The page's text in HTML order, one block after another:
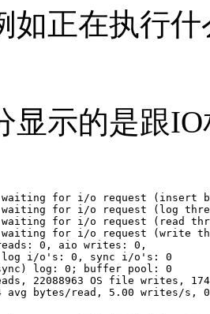
如正在执行
显示的是跟
for i/o request (insert
for i/o request (log
for i/o request (read
for i/o request (write
0, aio writes: 0,
log i/o's: 0, sync i/o's: 0
log: 0; buffer pool: 0
22088963 OS file writes,